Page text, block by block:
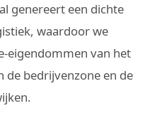
genereert een dichte
waardoor we
eigendommen van het
bedrijvenzone en de